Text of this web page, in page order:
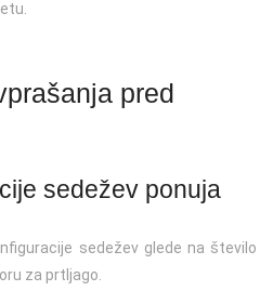
pred
sedežev ponuja
sedežev glede na število
za prtljago.